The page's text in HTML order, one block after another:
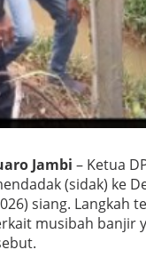
Jambi – Ketua
(sidak) ke
siang. Langkah
musibah banjir